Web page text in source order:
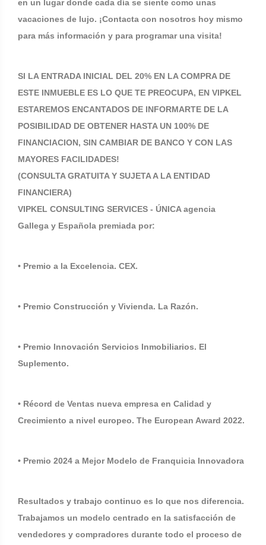
en un lugar donde cada día se siente como unas
vacaciones de lujo. ¡Contacta con nosotros hoy mismo
para más información y para programar una visita!
SI LA ENTRADA INICIAL DEL 20% EN LA COMPRA DE
ESTE INMUEBLE ES LO QUE TE PREOCUPA, EN VIPKEL
ESTAREMOS ENCANTADOS DE INFORMARTE DE LA
POSIBILIDAD DE OBTENER HASTA UN 100% DE
FINANCIACION, SIN CAMBIAR DE BANCO Y CON LAS
MAYORES FACILIDADES!
(CONSULTA GRATUITA Y SUJETA A LA ENTIDAD
FINANCIERA)
VIPKEL CONSULTING SERVICES - ÚNICA agencia
Gallega y Española premiada por:
• Premio a la Excelencia. CEX.
• Premio Construcción y Vivienda. La Razón.
• Premio Innovación Servicios Inmobiliarios. El
Suplemento.
• Récord de Ventas nueva empresa en Calidad y
Crecimiento a nivel europeo. The European Award 2022.
• Premio 2024 a Mejor Modelo de Franquicia Innovadora
Resultados y trabajo continuo es lo que nos diferencia.
Trabajamos un modelo centrado en la satisfacción de
vendedores y compradores durante todo el proceso de